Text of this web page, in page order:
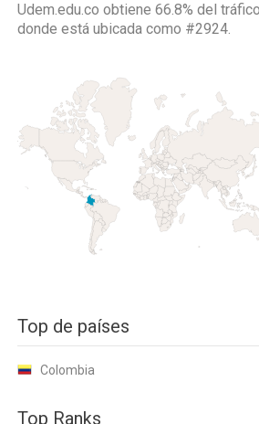
Udem.edu.co obtiene 66.8% del
donde está ubicada como #2924.
Top de países
Colombia
Top Ranks